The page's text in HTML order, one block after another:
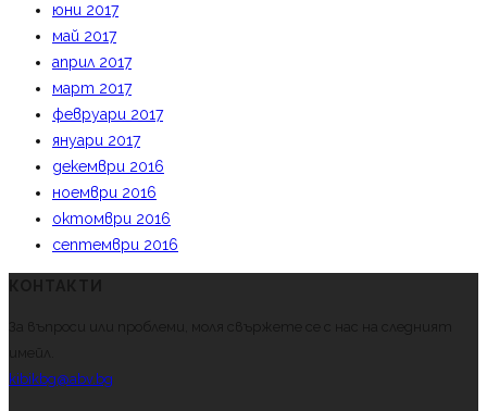
юни 2017
май 2017
април 2017
март 2017
февруари 2017
януари 2017
декември 2016
ноември 2016
октомври 2016
септември 2016
За въпроси или проблеми, моля свържете се с нас на следният
имейл.
kibikbg@abv.bg